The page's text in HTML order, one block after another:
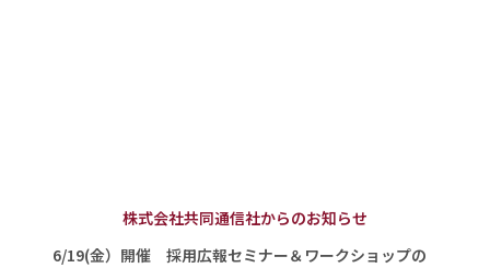
株式会社共同通信社からのお知らせ
6/19(金）開催 採用広報セミナー＆ワークショップの